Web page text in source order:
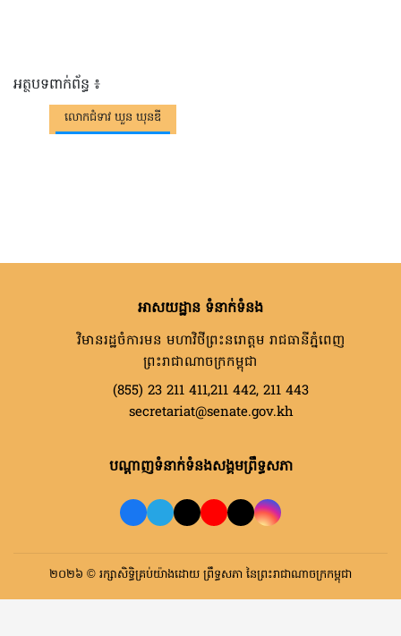
អត្ថបទពាក់ព័ន្ធ ៖
លោកជំទាវ ឃួន ឃុនឌី
អាសយដ្ឋាន ទំនាក់ទំនង
វិមានរដ្ឋចំការមន មហាវិថីព្រះនរោត្តម រាជធានីភ្នំពេញ
ព្រះរាជាណាចក្រកម្ពុជា
(855) 23 211 411,211 442, 211 443
secretariat@senate.gov.kh
បណ្តាញទំនាក់ទំនងសង្គមព្រឹទ្ធសភា
២០២៦ © រក្សាសិទ្ធិគ្រប់យ៉ាងដោយ ព្រឹទ្ធសភា នៃព្រះរាជាណាចក្រកម្ពុជា